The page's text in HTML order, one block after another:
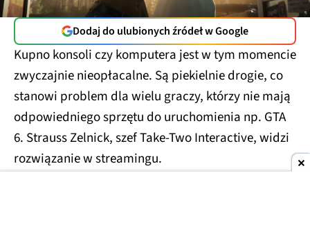
Dodaj do ulubionych źródeł w Google
Kupno konsoli czy komputera jest w tym momencie
zwyczajnie nieopłacalne. Są piekielnie drogie, co
stanowi problem dla wielu graczy, którzy nie mają
odpowiedniego sprzętu do uruchomienia np. GTA
6. Strauss Zelnick, szef Take-Two Interactive, widzi
rozwiązanie w streamingu.